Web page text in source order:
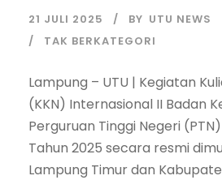
21 JULI 2025 BY UTU NEWS
TAK BERKATEGORI
Lampung – UTU | Kegiatan
(KKN) Internasional II Badan
Perguruan Tinggi Negeri
Tahun 2025 secara resmi
Lampung Timur dan